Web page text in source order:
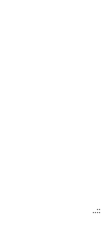
..::